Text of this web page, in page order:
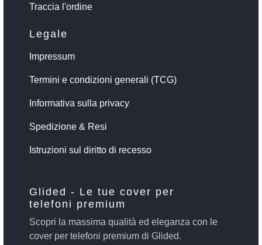
Traccia l'ordine
Legale
Impressum
Termini e condizioni generali (TCG)
Informativa sulla privacy
Spedizione & Resi
Istruzioni sul diritto di recesso
Glided - Le tue cover per
telefoni premium
Scopri la massima qualità ed eleganza con le
cover per telefoni premium di Glided.